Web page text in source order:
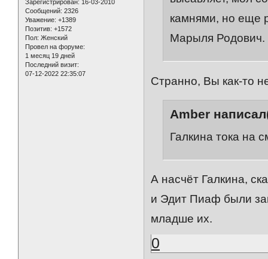
Зарегистрирован: 16-03-2010
Сообщений: 2326
Уважение: +1389
Позитив: +1572
Пол: Женский
Провел на форуме:
1 месяц 19 дней
Последний визит:
07-12-2022 22:35:07
камнями, но еще
Марыля Родович.
Странно, Вы как-то
Amber
Галкина тока на
А насчёт Галкина,
и Эдит Пиаф были
младше их.
0